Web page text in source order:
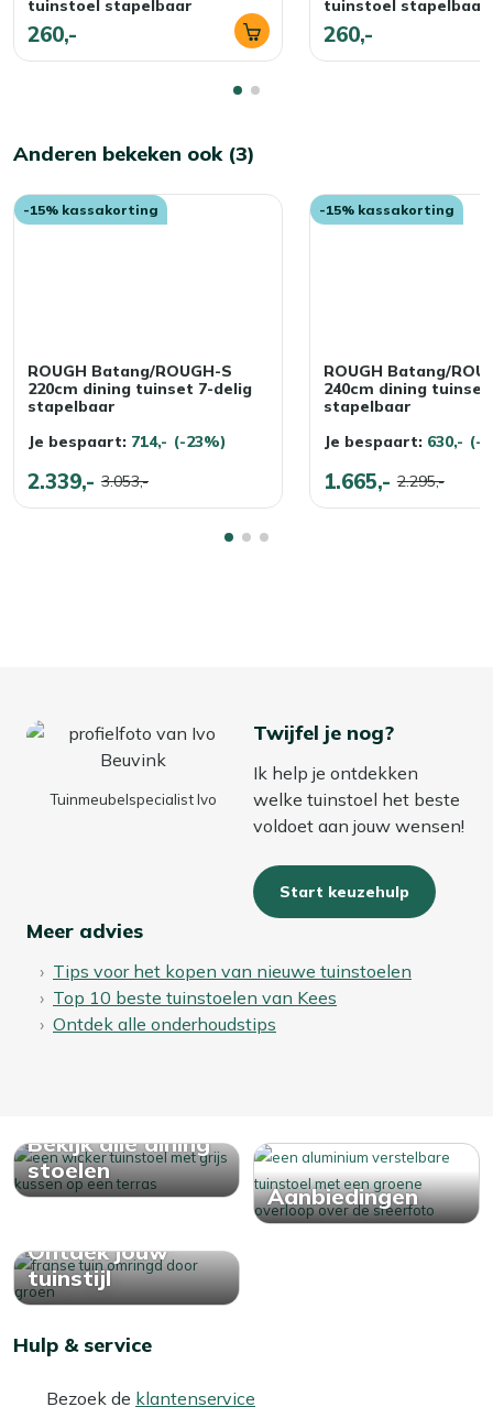
tuinstoel stapelbaar
260,-
tuinstoel stapelbaar
260,-
Anderen bekeken ook (3)
-15% kassakorting
ROUGH Batang/ROUGH-S
220cm dining tuinset 7-delig
stapelbaar
Je bespaart: 714,- (-23%)
2.339,- 3.053,-
-15% kassakorting
ROUGH Batang/
240cm dining
stapelbaar
Je bespaart: 630,- (-
1.665,- 2.295,-
Tuinmeubelspecialist Ivo
Twijfel je nog?
Ik help je ontdekken
welke tuinstoel het beste
voldoet aan jouw wensen!
Start keuzehulp
Meer advies
Tips voor het kopen van nieuwe tuinstoelen
Top 10 beste tuinstoelen van Kees
Ontdek alle onderhoudstips
Bekijk alle dining
stoelen
Aanbiedingen
Ontdek jouw
tuinstijl
Hulp & service
Bezoek de klantenservice